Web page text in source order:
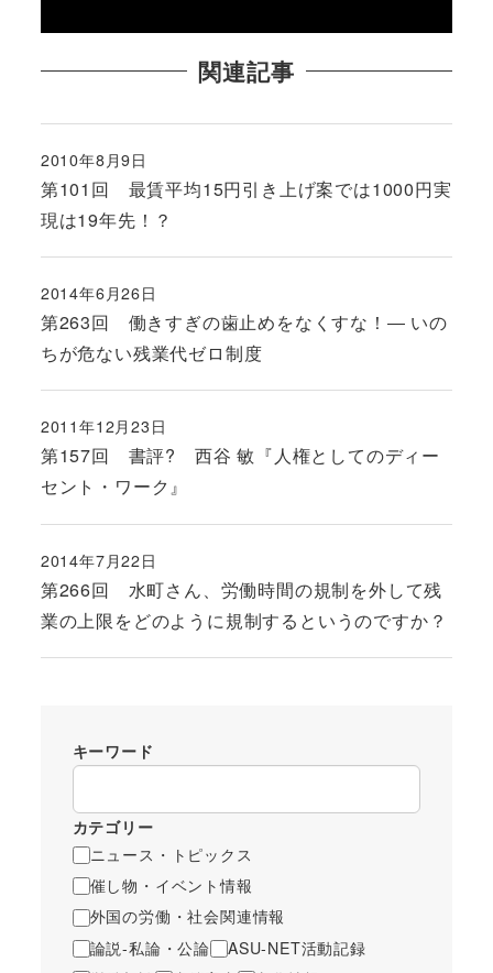
関連記事
第101回 最賃平均15円引き上げ案では1000円実
現は19年先！？
投稿日
2010年8月9日
第263回 働きすぎの歯止めをなくすな！― いの
ちが危ない残業代ゼロ制度
投稿日
2014年6月26日
第157回 書評? 西谷 敏『人権としてのディー
セント・ワーク』
投稿日
2011年12月23日
第266回 水町さん、労働時間の規制を外して残
業の上限をどのように規制するというのですか？
投稿日
2014年7月22日
キーワード
カテゴリー
ニュース・トピックス
催し物・イベント情報
外国の労働・社会関連情報
論説-私論・公論
ASU-NET活動記録